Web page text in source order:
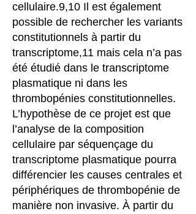
cellulaire.9,10 Il est également
possible de rechercher les variants
constitutionnels à partir du
transcriptome,11 mais cela n’a pas
été étudié dans le transcriptome
plasmatique ni dans les
thrombopénies constitutionnelles.
L’hypothèse de ce projet est que
l’analyse de la composition
cellulaire par séquençage du
transcriptome plasmatique pourra
différencier les causes centrales et
périphériques de thrombopénie de
manière non invasive. À partir du